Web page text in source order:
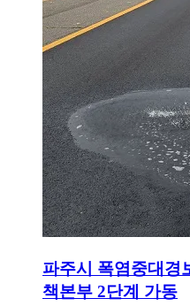
파주시 폭염중대경
책본부 2단계 가동